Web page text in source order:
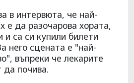
в интервюта, че най-
е да разочарова хората,
и са си купили билети
него сцената е "най-
въпреки че лекарите
да почива.